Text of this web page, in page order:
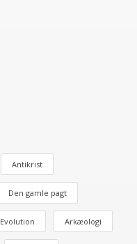
Antikrist
Den gamle pagt
Evolution Arkæologi